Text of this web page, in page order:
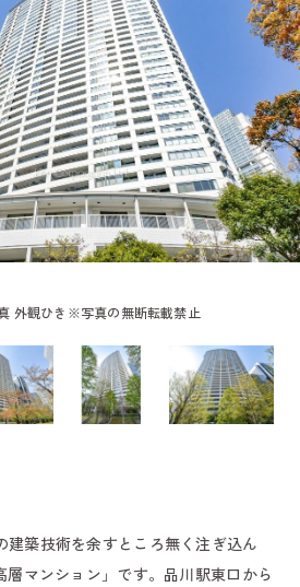
外観ひき ※写真の無断転載禁止
建築技術を余すところ無く注ぎ込ん
層マンション」です。品川駅東口から